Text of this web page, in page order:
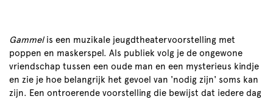
Gammelis een muzikale jeugdtheatervoorstelling met
poppen en maskerspel. Als publiek volg je de ongewone
vriendschap tussen een oude man en een mysterieus kindje
en zie je hoe belangrijk het gevoel van 'nodig zijn' soms kan
zijn. Een ontroerende voorstelling die bewijst dat iedere dag